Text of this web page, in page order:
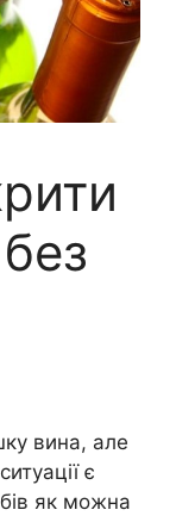
вина, але
є
як можна